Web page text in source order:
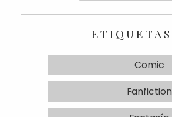
ETIQUETAS
Comic
Fanfiction